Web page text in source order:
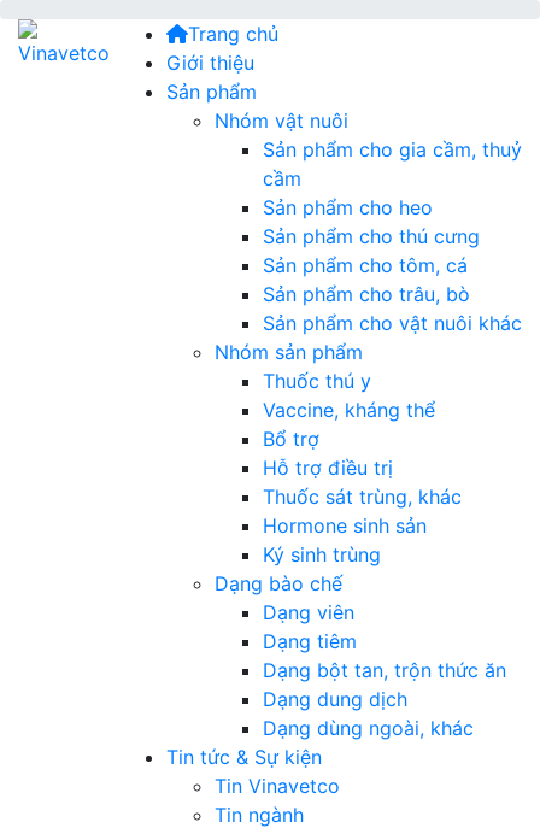
Trang chủ
Giới thiệu
Sản phẩm
Nhóm vật nuôi
Sản phẩm cho gia cầm, thuỷ
cầm
Sản phẩm cho heo
Sản phẩm cho thú cưng
Sản phẩm cho tôm, cá
Sản phẩm cho trâu, bò
Sản phẩm cho vật nuôi khác
Nhóm sản phẩm
Thuốc thú y
Vaccine, kháng thể
Bổ trợ
Hỗ trợ điều trị
Thuốc sát trùng, khác
Hormone sinh sản
Ký sinh trùng
Dạng bào chế
Dạng viên
Dạng tiêm
Dạng bột tan, trộn thức ăn
Dạng dung dịch
Dạng dùng ngoài, khác
Tin tức & Sự kiện
Tin Vinavetco
Tin ngành